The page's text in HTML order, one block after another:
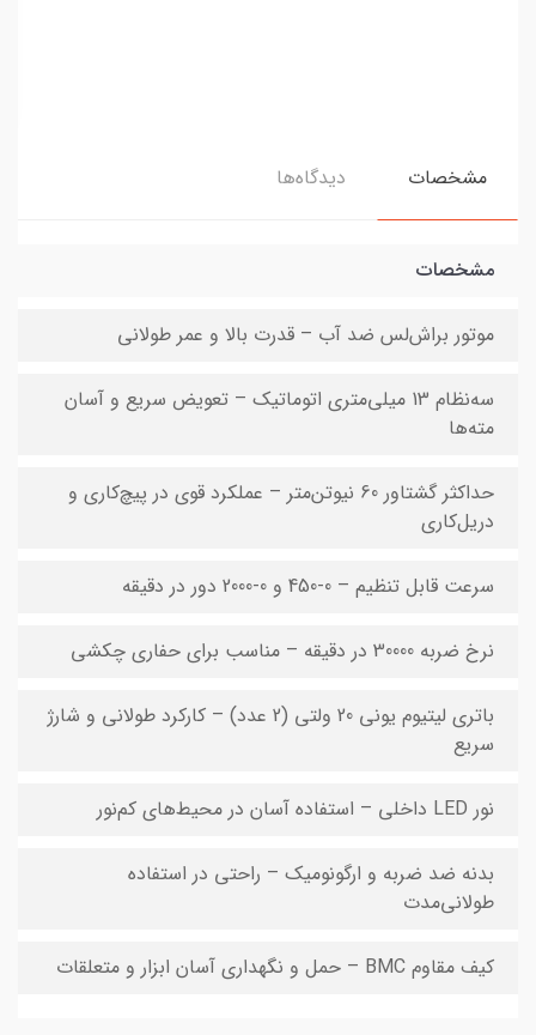
مشخصات دیدگاه‌ها
مشخصات
موتور براش‌لس ضد آب – قدرت بالا و عمر طولانی
سه‌نظام 13 میلی‌متری اتوماتیک – تعویض سریع و آسان
مته‌ها
حداکثر گشتاور 60 نیوتن‌متر – عملکرد قوی در پیچ‌کاری و
دریل‌کاری
سرعت قابل تنظیم – 0-450 و 0-2000 دور در دقیقه
نرخ ضربه 30000 در دقیقه – مناسب برای حفاری چکشی
باتری لیتیوم یونی 20 ولتی (2 عدد) – کارکرد طولانی و شارژ
سریع
نور LED داخلی – استفاده آسان در محیط‌های کم‌نور
بدنه ضد ضربه و ارگونومیک – راحتی در استفاده
طولانی‌مدت
کیف مقاوم BMC – حمل و نگهداری آسان ابزار و متعلقات